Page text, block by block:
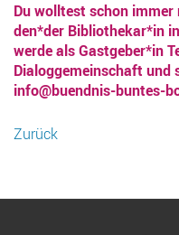
Du wolltest schon
den*der Bibliothekar*in
werde als Gastgeber*in
Dialoggemeinschaft und
info@buendnis-buntes-
Zurück